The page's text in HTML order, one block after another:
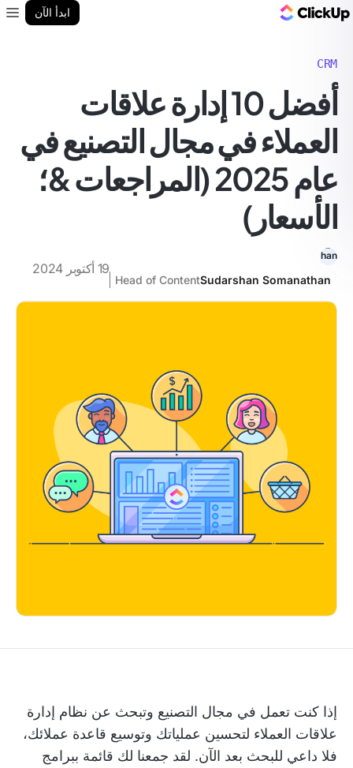
ابدأ الآن
CRM
أفضل 10 إدارة علاقات
العملاء في مجال التصنيع في
عام 2025 (المراجعات &؛
الأسعار)
Sudarshan Somanathan
Head of Content
19 أكتوبر 2024
إذا كنت تعمل في مجال التصنيع وتبحث عن نظام إدارة
علاقات العملاء لتحسين عملياتك وتوسيع قاعدة عملائك،
فلا داعي للبحث بعد الآن. لقد جمعنا لك قائمة ببرامج